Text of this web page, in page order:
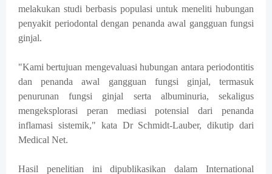
melakukan studi berbasis populasi untuk meneliti hubungan
penyakit periodontal dengan penanda awal gangguan fungsi
ginjal.
"Kami bertujuan mengevaluasi hubungan antara periodontitis
dan penanda awal gangguan fungsi ginjal, termasuk
penurunan fungsi ginjal serta albuminuria, sekaligus
mengeksplorasi peran mediasi potensial dari penanda
inflamasi sistemik," kata Dr Schmidt-Lauber, dikutip dari
Medical Net.
Hasil penelitian ini dipublikasikan dalam International